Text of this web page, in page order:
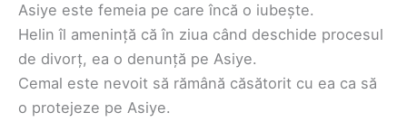
Asiye este femeia pe care încă o iubește.
Helin îl amenință că în ziua când deschide procesul
de divorț, ea o denunță pe Asiye.
Cemal este nevoit să rămână căsătorit cu ea ca să
o protejeze pe Asiye.